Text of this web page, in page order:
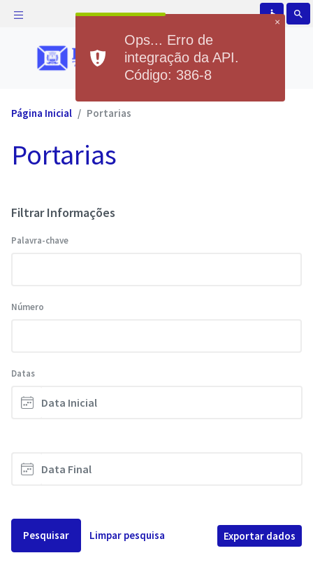
accessible search
Página Inicial Portarias
Portarias
Filtrar Informações
Palavra-chave
Número
Datas
Pesquisar Limpar pesquisa Exportar dados
×
Ops... Erro de
integração da API.
Código: 386-8